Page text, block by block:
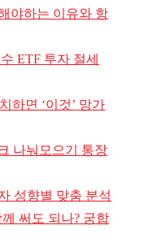
야하는 이유와 항
ETF 투자 절세
하면 ‘이것’ 망가
나눠모으기 통장
성향별 맞춤 분석
써도 되나? 궁합